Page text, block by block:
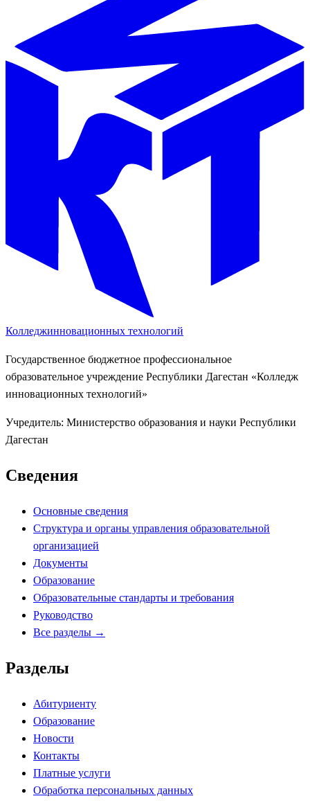
Колледжинновационных технологий
Государственное бюджетное профессиональное
образовательное учреждение Республики Дагестан «Колледж
инновационных технологий»
Учредитель: Министерство образования и науки Республики
Дагестан
Сведения
Основные сведения
Структура и органы управления образовательной
организацией
Документы
Образование
Образовательные стандарты и требования
Руководство
Все разделы →
Разделы
Абитуриенту
Образование
Новости
Контакты
Платные услуги
Обработка персональных данных